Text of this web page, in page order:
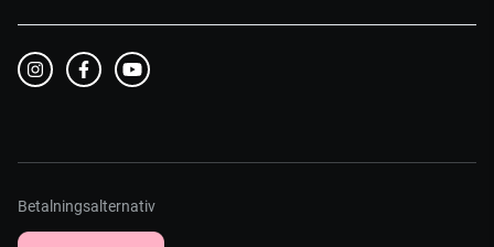
Betalningsalternativ